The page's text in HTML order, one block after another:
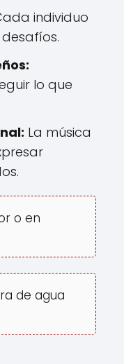
individuo
lo que
La música
o en
de agua